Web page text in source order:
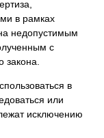
в рамках
недопустимым
с
закона.
в
или
исключению